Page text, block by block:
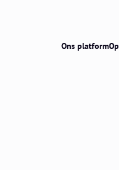
Ons platform